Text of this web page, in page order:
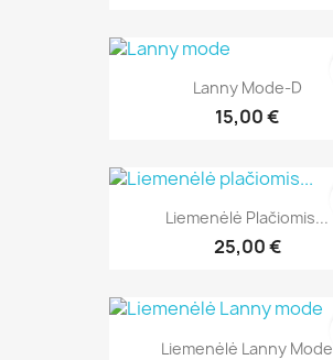
Lanny Mode-D
15,00 €
Liemenėlė Plačiomis...
25,00 €
Liemenėlė Lanny Mode